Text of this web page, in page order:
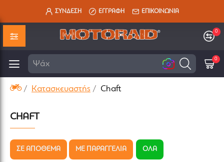
ΣΥΝΔΕΣΗ ΕΓΓΡΑΦΗ ΕΠΙΚΟΙΝΩΝΙΑ
0
Ψάχνω για.
0
Κατασκευαστής Chaft
CHAFT
ΣΕ ΑΠΟΘΕΜΑ ΜΕ ΠΑΡΑΓΓΕΛΙΑ ΟΛΑ